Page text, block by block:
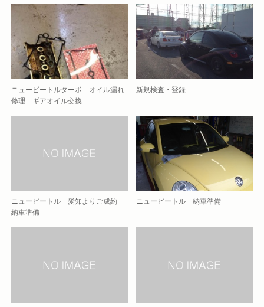
ニュービートルターボ オイル漏れ
修理 ギアオイル交換
新規検査・登録
ニュービートル 愛知よりご成約
納車準備
ニュービートル 納車準備